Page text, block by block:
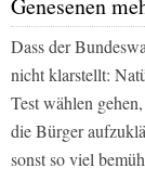
Genesenen
Dass der
nicht klarstellt:
Test wählen
die Bürger
sonst so viel